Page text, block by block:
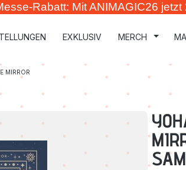
Rabatt: Mit ANIMAGIC26
EXKLUSIV MERCH
MIRROR